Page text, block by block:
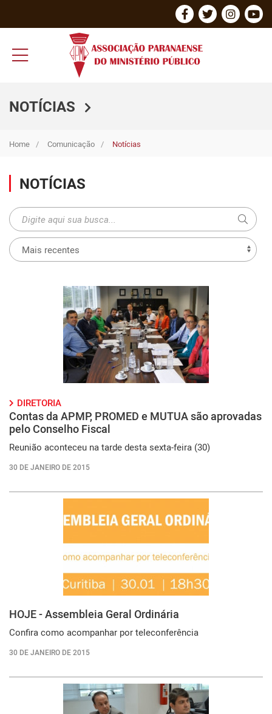
NOTÍCIAS
Home Comunicação Notícias
NOTÍCIAS
DIRETORIA
Contas da APMP, PROMED e MUTUA são aprovadas
pelo Conselho Fiscal
Reunião aconteceu na tarde desta sexta-feira (30)
30 DE JANEIRO DE 2015
HOJE - Assembleia Geral Ordinária
Confira como acompanhar por teleconferência
30 DE JANEIRO DE 2015